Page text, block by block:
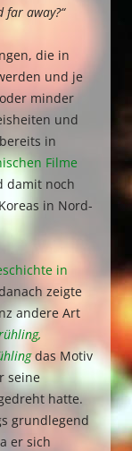
far away?“
die in
und je
minder
und
in
Filme
damit noch
in Nord-
in
zeigte
andere Art
das Motiv
seine
hatte.
grundlegend
er sich